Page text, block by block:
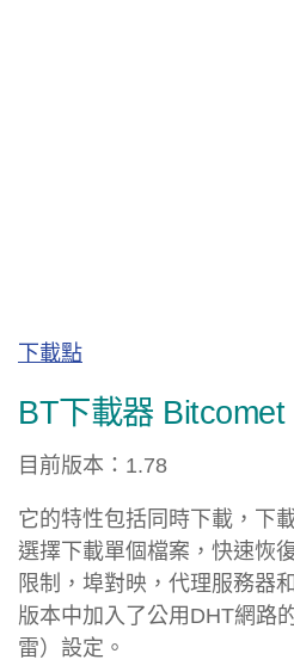
下載點
BT下載器 Bitcomet
目前版本：1.78
它的特性包括同時下載，下
選擇下載單個檔案，快速恢
限制，埠對映，代理服務器
版本中加入了公用DHT網路
雷）設定。